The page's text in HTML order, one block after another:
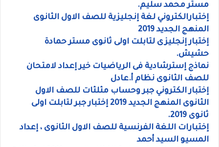
مستر محمد سليم.
إختبارالكتروني لغة إنجليزية للصف الاول الثانوى
المنهج الجديد 2019
إختبار إنجليزى لتابلت اولى ثانوى مستر حمادة
حشيش.
نماذج إسترشادية فى الرياضيات خير إعداد لامتحان
للصف الثانوى نظام أ.عادل
إختبار الكتروني جبر وحساب مثلثات للصف الاول
الثانوى المنهج الجديد 2019 إختبار جبر لتابلت اولى
ثانوى 2019.
إختبارات اللغة الفرنسية للصف الاول الثانوى ، إعداد
المسيو السيد أحمد